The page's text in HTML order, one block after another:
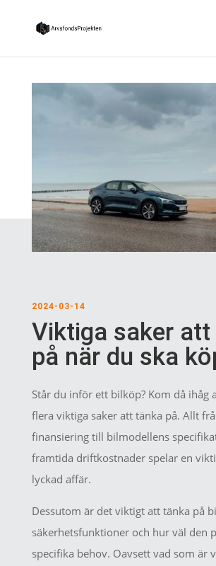
2024-03-14
Viktiga saker
på när du ska
Står du inför ett bilköp? Kom då ihåg
flera viktiga saker att tänka på. Allt
finansiering till bilmodellens
framtida driftkostnader spelar en
lyckad affär.
Dessutom är det viktigt att tänka på
säkerhetsfunktioner och hur väl den
specifika behov. Oavsett vad som är